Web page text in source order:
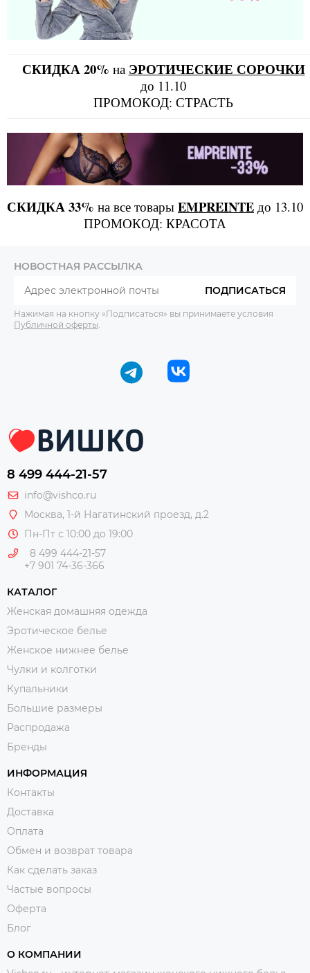
СКИДКА 20% на ЭРОТИЧЕСКИЕ СОРОЧКИ
до 11.10
ПРОМОКОД: СТРАСТЬ
СКИДКА 33% на все товары EMPREINTE до 13.10
ПРОМОКОД: КРАСОТА
НОВОСТНАЯ РАССЫЛКА
ПОДПИСАТЬСЯ
Нажимая на кнопку «Подписаться» вы принимаете условия
Публичной оферты.
8 499 444-21-57
info@vishco.ru
Москва, 1-й Нагатинский проезд, д.2
Пн-Пт с 10:00 до 19:00
8 499 444-21-57
+7 901 74-36-366
КАТАЛОГ
Женская домашняя одежда
Эротическое белье
Женское нижнее белье
Чулки и колготки
Купальники
Большие размеры
Распродажа
Бренды
ИНФОРМАЦИЯ
Контакты
Доставка
Оплата
Обмен и возврат товара
Как сделать заказ
Частые вопросы
Оферта
Блог
О КОМПАНИИ